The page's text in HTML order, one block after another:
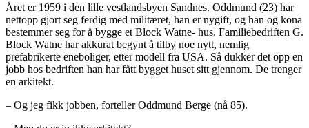
Året er 1959 i den lille vestlandsbyen Sandnes. Oddmund (23) har
nettopp gjort seg ferdig med militæret, han er nygift, og han og kona
bestemmer seg for å bygge et Block Watne- hus. Familiebedriften G.
Block Watne har akkurat begynt å tilby noe nytt, nemlig
prefabrikerte eneboliger, etter modell fra USA. Så dukker det opp en
jobb hos bedriften han har fått bygget huset sitt gjennom. De trenger
en arkitekt.
– Og jeg fikk jobben, forteller Oddmund Berge (nå 85).